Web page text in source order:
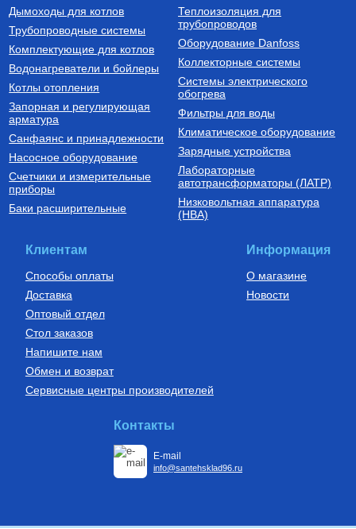
Дымоходы для котлов
Трубопроводные системы
Комплектующие для котлов
Водонагреватели и бойлеры
Котлы отопления
Запорная и регулирующая
арматура
Санфаянс и принадлежности
Насосное оборудование
Счетчики и измерительные
приборы
Баки расширительные
Теплоизоляция для
трубопроводов
Оборудование Danfoss
Коллекторные системы
Системы электрического
обогрева
Фильтры для воды
Климатическое оборудование
Зарядные устройства
Лабораторные
автотрансформаторы (ЛАТР)
Низковольтная аппаратура
(НВА)
Клиентам
Способы оплаты
Доставка
Оптовый отдел
Стол заказов
Напишите нам
Обмен и возврат
Сервисные центры производителей
Информация
О магазине
Новости
Контакты
E-mail
info@santehsklad96.ru